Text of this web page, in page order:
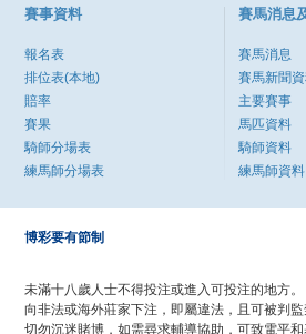
賽事資料
報名表
排位表(本地)
賠率
賽果
騎師分場表
練馬師分場表
賽馬消息
賽馬消息
賽馬新聞
主要賽事
馬匹資料
騎師資料
練馬師資料
博彩要有節制
未滿十八歲人士不得投注或進入可投注的地方。
向非法或海外莊家下注，即屬違法，且可被判監
切勿沉迷賭博，如需尋求輔導協助，可致電平和